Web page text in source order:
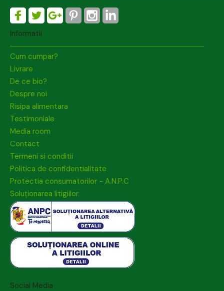
Informatii
Cum cumpar?
Livrare
De ce bio?
Despre noi
Risipa alimentara
Testimoniale
Media room
Contact
Termeni si conditii
Politica de confidentialitate
Protectia consumatorilor - A.N.P.C
Soluționarea litigiilor
Social Media